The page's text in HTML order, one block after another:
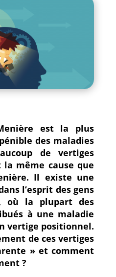
est la plus
des maladies
de vertiges
même cause que
Il existe une
l’esprit des gens
où la plupart des
à une maladie
vertige positionnel.
de ces vertiges
» et comment
?